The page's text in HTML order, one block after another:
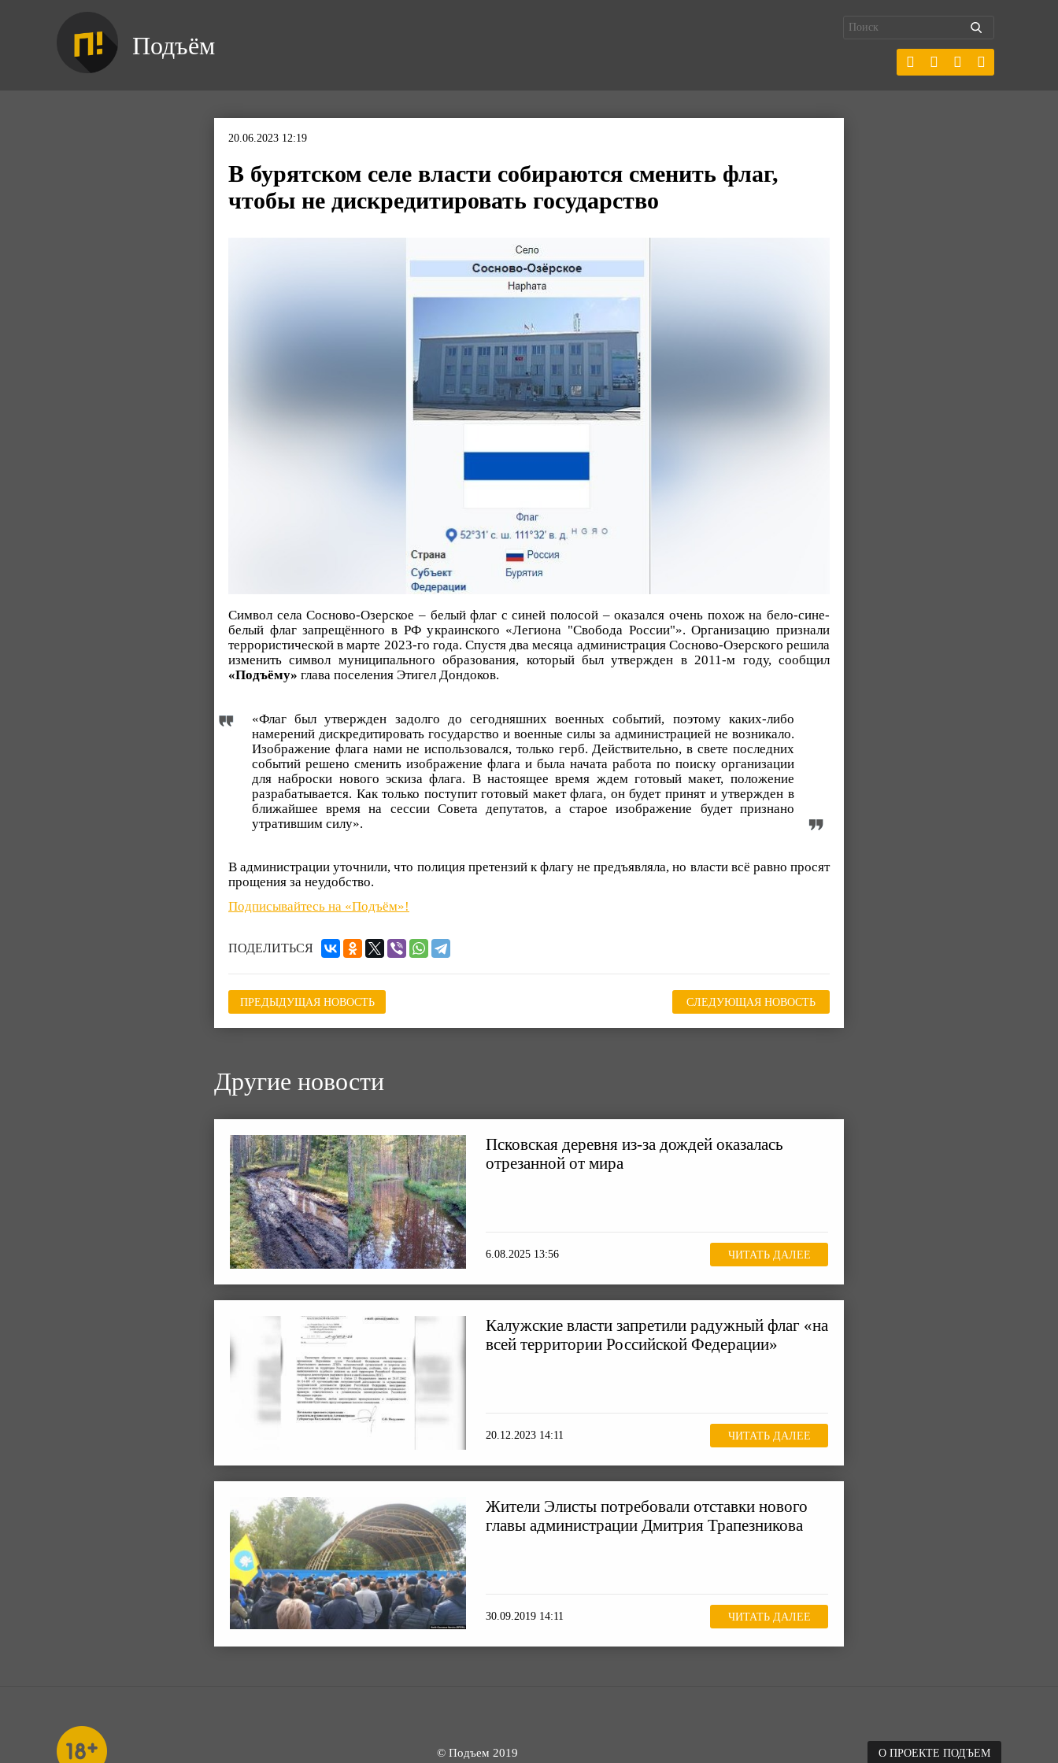
Подъём
20.06.2023 12:19
В бурятском селе власти собираются сменить флаг,
чтобы не дискредитировать государство
Символ села Сосново-Озерское – белый флаг с синей полосой – оказался очень похож на бело-сине-
белый флаг запрещённого в РФ украинского «Легиона "Свобода России"». Организацию признали
террористической в марте 2023-го года. Спустя два месяца администрация Сосново-Озерского решила
изменить символ муниципального образования, который был утвержден в 2011-м году, сообщил
«Подъёму» глава поселения Этигел Дондоков.
«Флаг был утвержден задолго до сегодняшних военных событий, поэтому каких-либо
намерений дискредитировать государство и военные силы за администрацией не возникало.
Изображение флага нами не использовался, только герб. Действительно, в свете последних
событий решено сменить изображение флага и была начата работа по поиску организации
для наброски нового эскиза флага. В настоящее время ждем готовый макет, положение
разрабатывается. Как только поступит готовый макет флага, он будет принят и утвержден в
ближайшее время на сессии Совета депутатов, а старое изображение будет признано
утратившим силу».
В администрации уточнили, что полиция претензий к флагу не предъявляла, но власти всё равно просят
прощения за неудобство.
Подписывайтесь на «Подъём»!
ПОДЕЛИТЬСЯ
ПРЕДЫДУЩАЯ НОВОСТЬ СЛЕДУЮЩАЯ НОВОСТЬ
Другие новости
Псковская деревня из-за дождей оказалась
отрезанной от мира
6.08.2025 13:56 ЧИТАТЬ ДАЛЕЕ
Калужские власти запретили радужный флаг «на
всей территории Российской Федерации»
20.12.2023 14:11 ЧИТАТЬ ДАЛЕЕ
Жители Элисты потребовали отставки нового
главы администрации Дмитрия Трапезникова
30.09.2019 14:11 ЧИТАТЬ ДАЛЕЕ
© Подъем 2019 О ПРОЕКТЕ ПОДЪЕМ